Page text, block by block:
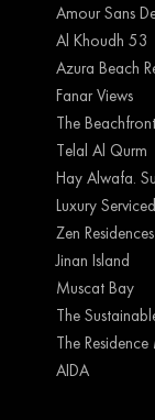
Amour Sans
Al Khoudh 53
Azura Beach
Fanar Views
The Beachfront
Telal Al Qurm
Hay Alwafa.
Luxury
Zen Residences
Jinan Island
Muscat Bay
The
The
AIDA